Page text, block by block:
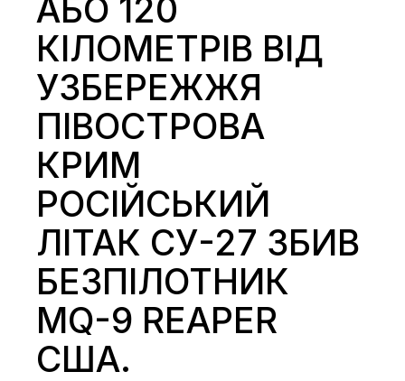
АБО 120
КІЛОМЕТРІВ ВІД
УЗБЕРЕЖЖЯ
ПІВОСТРОВА
КРИМ
РОСІЙСЬКИЙ
ЛІТАК СУ-27 ЗБИВ
БЕЗПІЛОТНИК
MQ-9 REAPER
США.